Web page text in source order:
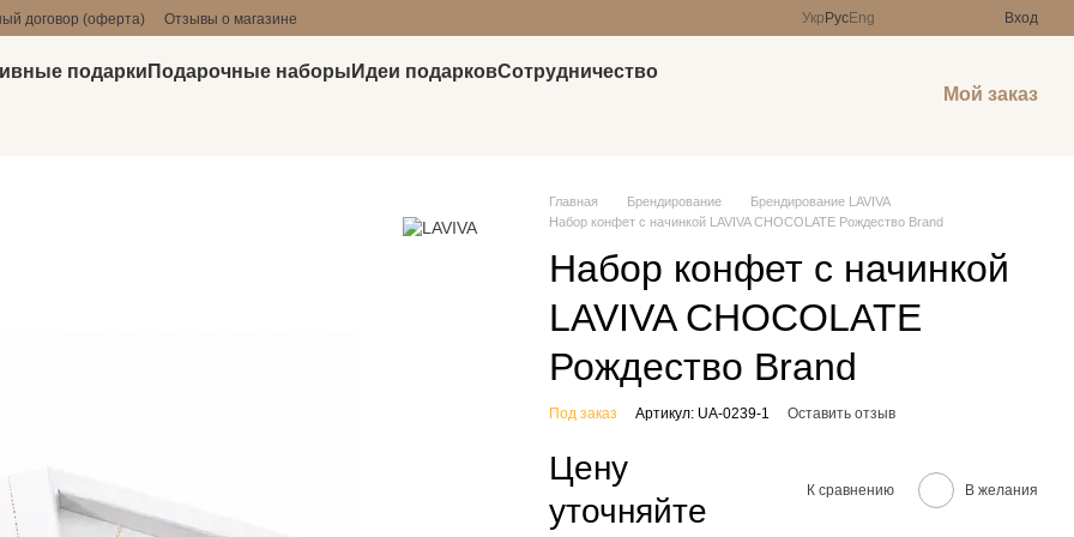
договор (оферта) Отзывы о магазине Укр РусEng Вход
подарки Подарочные наборы Идеи подарковСотрудничество
Мой заказ
Главная Брендирование
Брендирование LAVIVA
Набор конфет с начинкой LAVIVA CHOCOLATE Рождество Brand
Набор конфет с начинкой
LAVIVA CHOCOLATE
Рождество Brand
Под заказ Артикул: UA-0239-1 Оставить отзыв
Цену
уточняйте
К сравнению В желания